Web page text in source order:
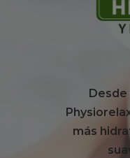
Desde
más